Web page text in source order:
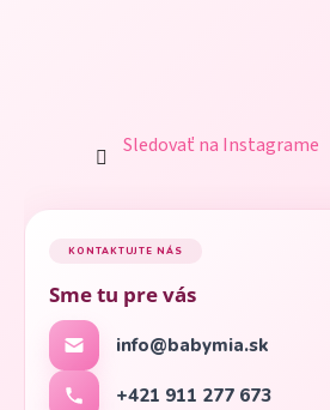
Sledovať na Instagrame
KONTAKTUJTE NÁS
Sme tu pre vás
info@babymia.sk
+421 911 277 673